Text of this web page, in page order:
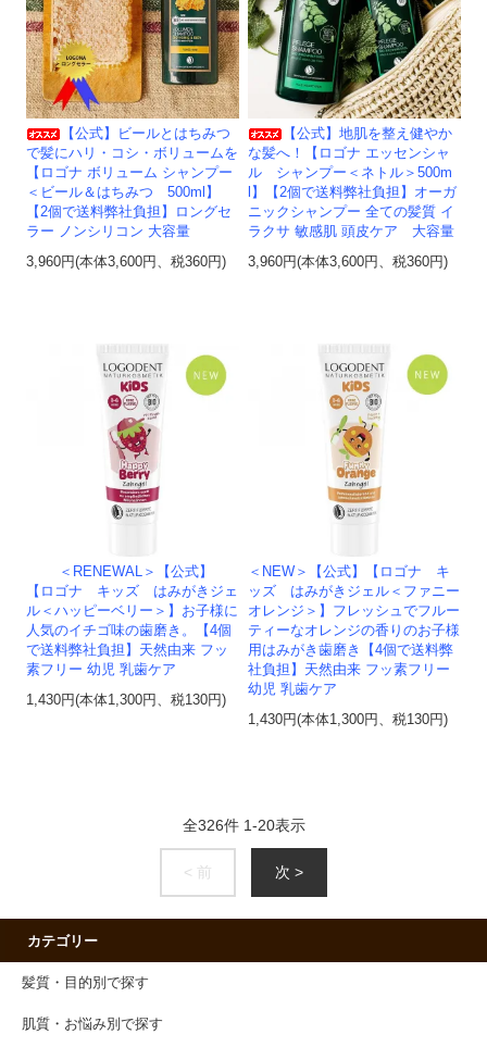
【公式】ビールとはちみつ
で髪にハリ・コシ・ボリュームを
【ロゴナ ボリューム シャンプー
＜ビール＆はちみつ 500ml】
【2個で送料弊社負担】ロングセ
ラー ノンシリコン 大容量
3,960円(本体3,600円、税360円)
【公式】地肌を整え健やか
な髪へ！【ロゴナ エッセンシャ
ル シャンプー＜ネトル＞500m
l】【2個で送料弊社負担】オーガ
ニックシャンプー 全ての髪質 イ
ラクサ 敏感肌 頭皮ケア 大容量
3,960円(本体3,600円、税360円)
＜RENEWAL＞【公式】
【ロゴナ キッズ はみがきジェ
ル＜ハッピーベリー＞】お子様に
人気のイチゴ味の歯磨き。【4個
で送料弊社負担】天然由来 フッ
素フリー 幼児 乳歯ケア
1,430円(本体1,300円、税130円)
＜NEW＞【公式】【ロゴナ キ
ッズ はみがきジェル＜ファニー
オレンジ＞】フレッシュでフルー
ティーなオレンジの香りのお子様
用はみがき歯磨き【4個で送料弊
社負担】天然由来 フッ素フリー
幼児 乳歯ケア
1,430円(本体1,300円、税130円)
全326件 1-20表示
< 前 次 >
カテゴリー
髪質・目的別で探す
肌質・お悩み別で探す